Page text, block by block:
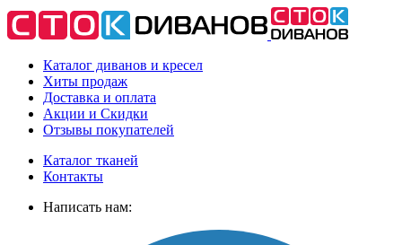
Каталог диванов и кресел
Хиты продаж
Доставка и оплата
Акции и Скидки
Отзывы покупателей
Каталог тканей
Контакты
Написать нам: